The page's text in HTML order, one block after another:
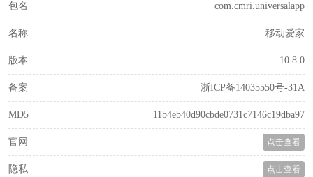
包名 com.cmri.universalapp
名称 移动爱家
版本 10.8.0
备案 浙ICP备14035550号-31A
MD5 11b4eb40d90cbde0731c7146c19dba97
官网 点击查看
隐私 点击查看